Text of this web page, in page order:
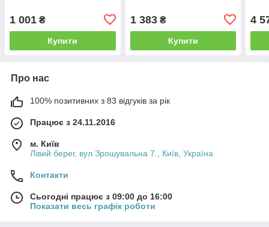
1 001 ₴
Купити
1 383₴
Купити
4
Про нас
100% позитивних з 83 відгуків за рік
Працює з 24.11.2016
м. Київ
Лівий берег, вул Зрошувальна 7., Київ, Україна
Контакти
Сьогодні працює з 09:00 до 16:00
Показати весь графік роботи